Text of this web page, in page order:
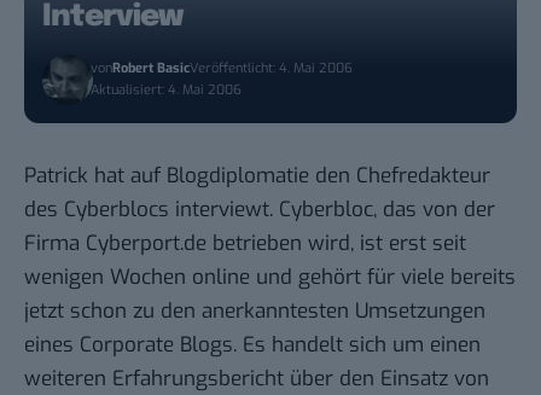
Interview
vonRobert BasicVeröffentlicht: 4. Mai 2006
Aktualisiert: 4. Mai 2006
Patrick hat auf Blogdiplomatie den Chefredakteur
des Cyberblocs interviewt. Cyberbloc, das von der
Firma Cyberport.de betrieben wird, ist erst seit
wenigen Wochen online und gehört für viele bereits
jetzt schon zu den anerkanntesten Umsetzungen
eines Corporate Blogs. Es handelt sich um einen
weiteren Erfahrungsbericht über den Einsatz von